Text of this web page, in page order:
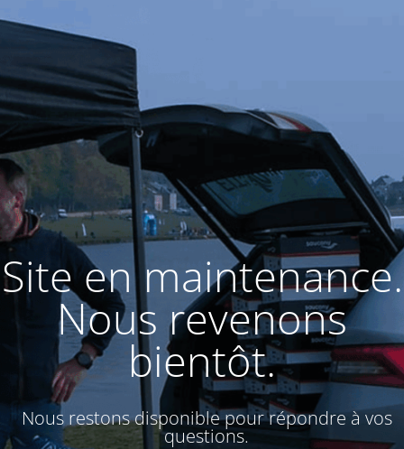
Site en maintenance.
Nous revenons
bientôt.
Nous restons disponible pour répondre à vos
questions.